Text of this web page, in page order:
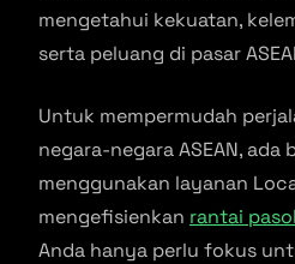
mengetahui kekuatan,
serta peluang di pasar
Untuk mempermudah
negara-negara ASEAN,
menggunakan layanan
mengefisienkan rantai
Anda hanya perlu fokus